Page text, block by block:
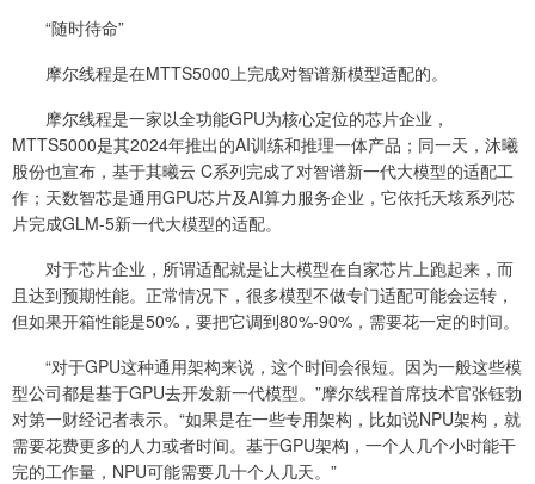
“随时待命”
摩尔线程是在MTTS5000上完成对智谱新模型适配的。
摩尔线程是一家以全功能GPU为核心定位的芯片企业，
MTTS5000是其2024年推出的AI训练和推理一体产品；同一天，沐曦
股份也宣布，基于其曦云 C系列完成了对智谱新一代大模型的适配工
作；天数智芯是通用GPU芯片及AI算力服务企业，它依托天垓系列芯
片完成GLM-5新一代大模型的适配。
对于芯片企业，所谓适配就是让大模型在自家芯片上跑起来，而
且达到预期性能。正常情况下，很多模型不做专门适配可能会运转，
但如果开箱性能是50%，要把它调到80%-90%，需要花一定的时间。
“对于GPU这种通用架构来说，这个时间会很短。因为一般这些模
型公司都是基于GPU去开发新一代模型。”摩尔线程首席技术官张钰勃
对第一财经记者表示。“如果是在一些专用架构，比如说NPU架构，就
需要花费更多的人力或者时间。基于GPU架构，一个人几个小时能干
完的工作量，NPU可能需要几十个人几天。”